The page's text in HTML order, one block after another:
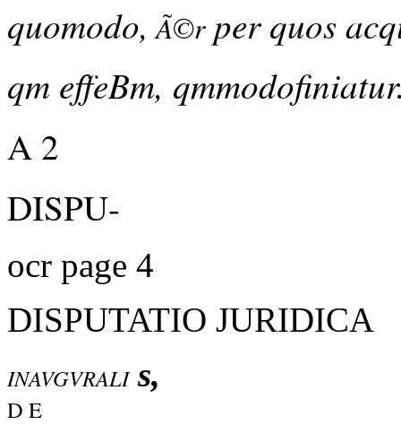
quomodo, Ã©rper quos
qm effeBm,
A 2
DISPU-
ocr page 4
DISPUTATIO JURIDICA
INAVGVRALIs,
D E